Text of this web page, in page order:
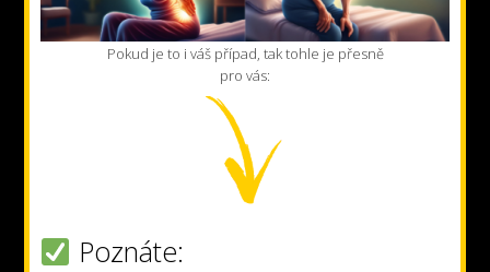
Pokud je to i váš případ, tak tohle je přesně
pro vás:
Poznáte: